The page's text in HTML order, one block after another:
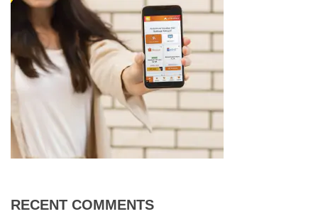
RECENT COMMENTS